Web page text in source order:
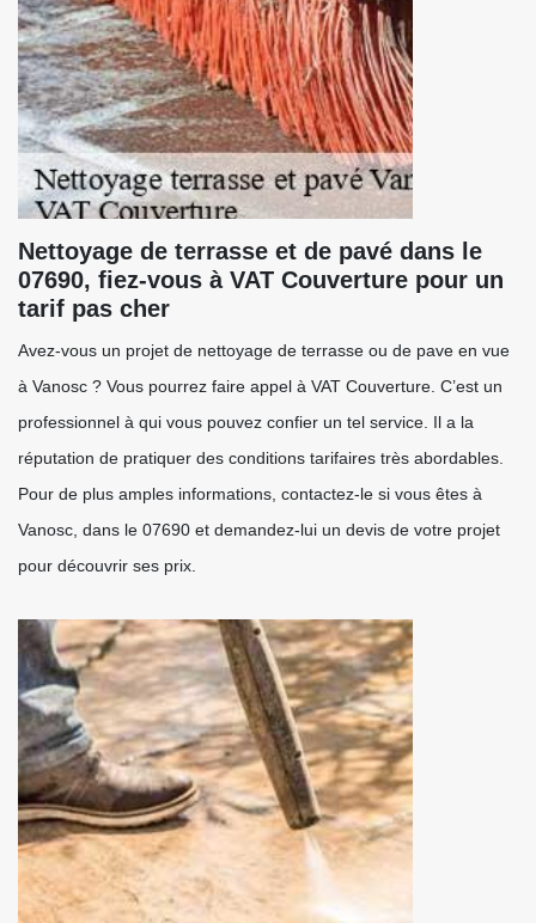
Nettoyage de terrasse et de pavé dans le
07690, fiez-vous à VAT Couverture pour un
tarif pas cher
Avez-vous un projet de nettoyage de terrasse ou de pave en vue
à Vanosc ? Vous pourrez faire appel à VAT Couverture. C’est un
professionnel à qui vous pouvez confier un tel service. Il a la
réputation de pratiquer des conditions tarifaires très abordables.
Pour de plus amples informations, contactez-le si vous êtes à
Vanosc, dans le 07690 et demandez-lui un devis de votre projet
pour découvrir ses prix.